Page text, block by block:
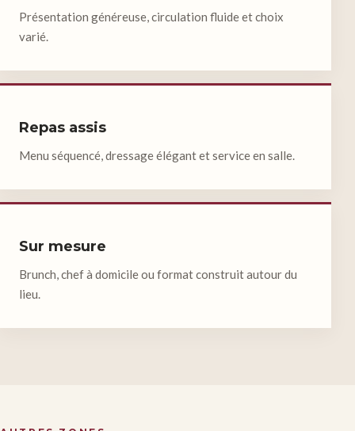
Présentation généreuse, circulation fluide et choix
varié.
Repas assis
Menu séquencé, dressage élégant et service en salle.
Sur mesure
Brunch, chef à domicile ou format construit autour du
lieu.